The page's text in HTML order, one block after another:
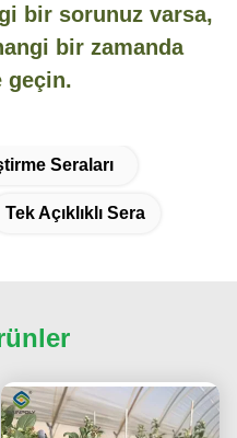
bir sorunuz varsa,
bir zamanda
geçin.
Seraları
Tek Açıklıklı Sera